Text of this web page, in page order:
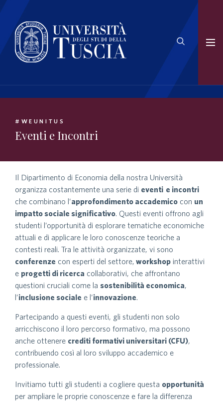
#WEUNITUS
Eventi e Incontri
Il Dipartimento di Economia della nostra Università
organizza costantemente una serie di eventi e incontri
che combinano l’approfondimento accademico con un
impatto sociale significativo. Questi eventi offrono agli
studenti l’opportunità di esplorare tematiche economiche
attuali e di applicare le loro conoscenze teoriche a
contesti reali. Tra le attività organizzate, vi sono
conferenze con esperti del settore, workshop interattivi
e progetti di ricerca collaborativi, che affrontano
questioni cruciali come la sostenibilità economica,
l’inclusione sociale e l’innovazione.
Partecipando a questi eventi, gli studenti non solo
arricchiscono il loro percorso formativo, ma possono
anche ottenere crediti formativi universitari (CFU),
contribuendo così al loro sviluppo accademico e
professionale.
Invitiamo tutti gli studenti a cogliere questa opportunità
per ampliare le proprie conoscenze e fare la differenza